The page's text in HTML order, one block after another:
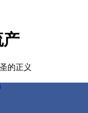
产
的正义